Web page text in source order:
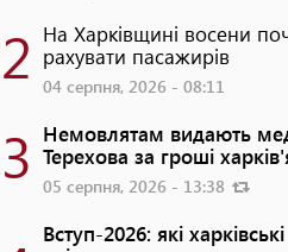
2 На Харківщині восени
рахувати пасажирів
04 серпня, 2026 - 08:11
3 Немовлятам видають
Терехова за гроші
05 серпня, 2026 - 13:38
Вступ-2026: які харківські